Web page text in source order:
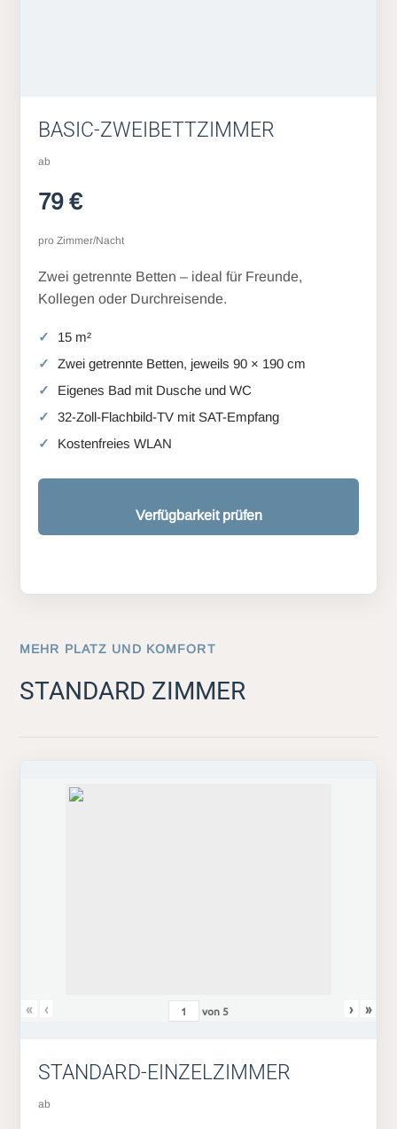
BASIC-ZWEIBETTZIMMER
ab
79 €
pro Zimmer/Nacht
Zwei getrennte Betten – ideal für Freunde,
Kollegen oder Durchreisende.
15 m²
Zwei getrennte Betten, jeweils 90 × 190 cm
Eigenes Bad mit Dusche und WC
32-Zoll-Flachbild-TV mit SAT-Empfang
Kostenfreies WLAN
Verfügbarkeit prüfen
MEHR PLATZ UND KOMFORT
STANDARD ZIMMER
« ‹ von 5 › »
STANDARD-EINZELZIMMER
ab